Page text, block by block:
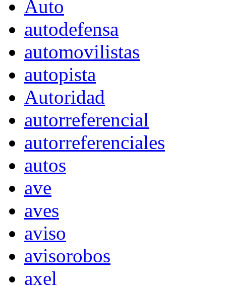
Auto
autodefensa
automovilistas
autopista
Autoridad
autorreferencial
autorreferenciales
autos
ave
aves
aviso
avisorobos
axel